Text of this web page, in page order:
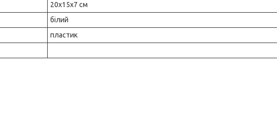
20х15х7 см
білий
пластик